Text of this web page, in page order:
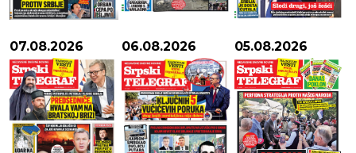
07.08.2026 06.08.2026 05.08.2026